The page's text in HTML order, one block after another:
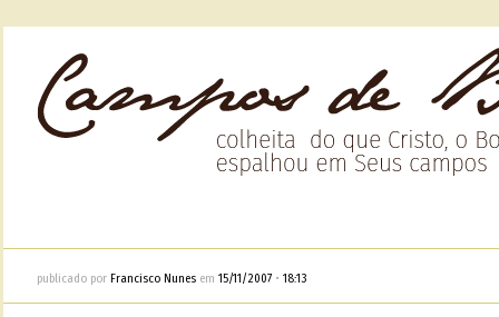
publicado por Francisco Nunesem 15/11/2007• 18:13